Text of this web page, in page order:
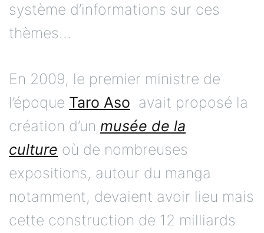
système d’informations sur ces
thèmes…
En 2009, le premier ministre de
l’époque Taro Aso avait proposé la
création d’un musée de la
culture où de nombreuses
expositions, autour du manga
notamment, devaient avoir lieu mais
cette construction de 12 milliards